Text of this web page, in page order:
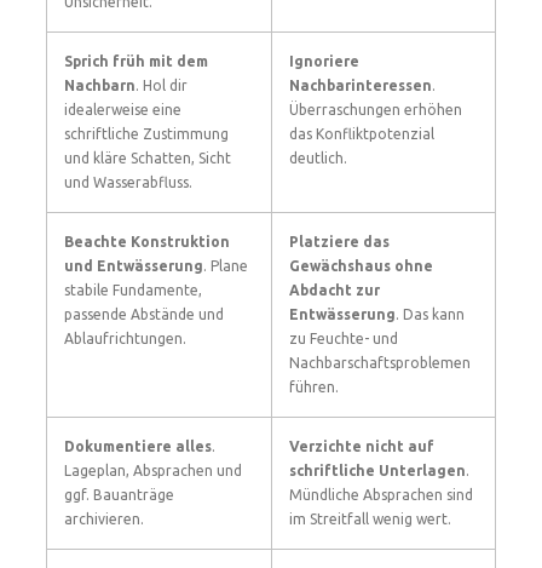
Sprich früh mit dem
Nachbarn. Hol dir
idealerweise eine
schriftliche Zustimmung
und kläre Schatten, Sicht
und Wasserabfluss.
Ignoriere
Nachbarinteressen.
Überraschungen erhöhen
das Konfliktpotenzial
deutlich.
Beachte Konstruktion
und Entwässerung. Plane
stabile Fundamente,
passende Abstände und
Ablaufrichtungen.
Platziere das
Gewächshaus ohne
Abdacht zur
Entwässerung. Das kann
zu Feuchte- und
Nachbarschaftsproblemen
führen.
Dokumentiere alles.
Lageplan, Absprachen und
ggf. Bauanträge
archivieren.
Verzichte nicht auf
schriftliche Unterlagen.
Mündliche Absprachen sind
im Streitfall wenig wert.